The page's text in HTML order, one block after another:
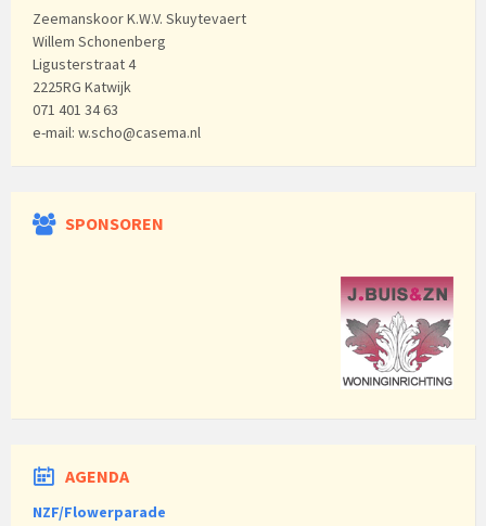
Zeemanskoor K.W.V. Skuytevaert
Willem Schonenberg
Ligusterstraat 4
2225RG Katwijk
071 401 34 63
e-mail: w.scho@casema.nl
SPONSOREN
AGENDA
NZF/Flowerparade